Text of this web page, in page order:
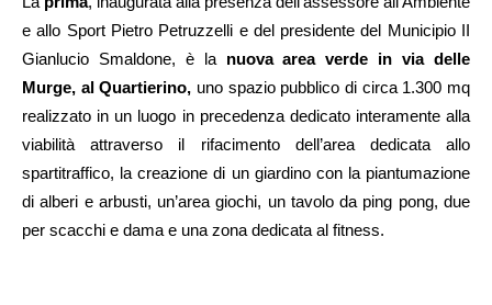
e allo Sport Pietro Petruzzelli e del presidente del Municipio II
Gianlucio Smaldone, è la nuova area verde in via delle
Murge, al Quartierino, uno spazio pubblico di circa 1.300 mq
realizzato in un luogo in precedenza dedicato interamente alla
viabilità attraverso il rifacimento dell’area dedicata allo
spartitraffico, la creazione di un giardino con la piantumazione
di alberi e arbusti, un’area giochi, un tavolo da ping pong, due
per scacchi e dama e una zona dedicata al fitness.